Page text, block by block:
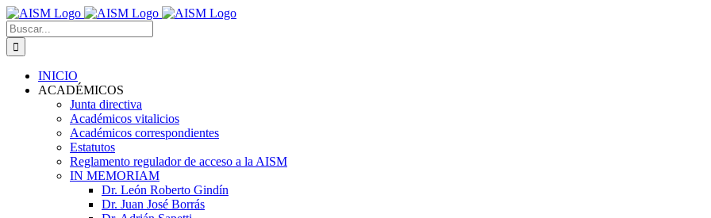
Skip
to
content
Search
for:
INICIO
ACADÉMICOS
Junta directiva
Académicos vitalicios
Académicos correspondientes
Estatutos
Reglamento regulador de acceso a la AISM
IN MEMORIAM
Dr. León Roberto Gindín
Dr. Juan José Borrás